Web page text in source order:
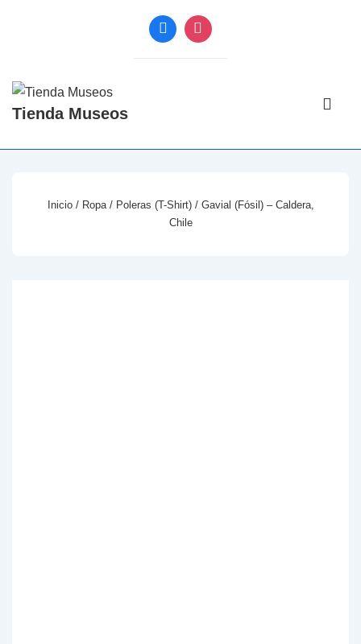
principal
Tienda Museos
Inicio/ Ropa/ Poleras (T-Shirt)/ Gavial (Fósil) – Caldera,
Chile